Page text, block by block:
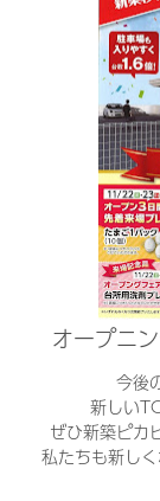
オープニ
今後
新しい
ぜひ新築ピカ
私たちも新し